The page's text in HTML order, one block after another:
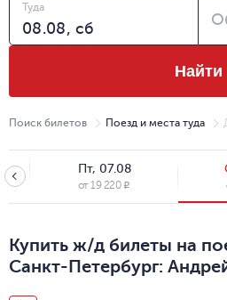
Туда
Найти
Поиск билетов Поезд и места туда
Пт, 07.08
от19 220 R
Купить ж/д билеты на
Санкт-Петербург: